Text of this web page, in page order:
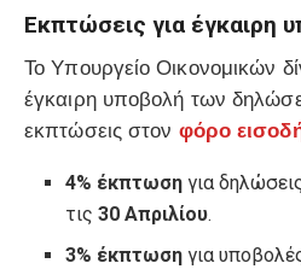
Εκπτώσεις για έγκαιρη
Το Υπουργείο Οικονομικών
έγκαιρη υποβολή των
εκπτώσεις στον φόρο
4% έκπτωσηγια
τις30 Απριλίου.
3% έκπτωσηγια